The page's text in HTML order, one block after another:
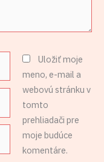
Uložiť moje
meno, e-mail a
webovú stránku v
tomto
prehliadači pre
moje budúce
komentáre.